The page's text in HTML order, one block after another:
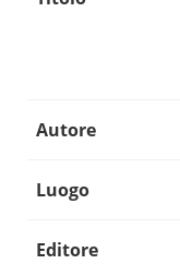
Autore
Luogo
Editore